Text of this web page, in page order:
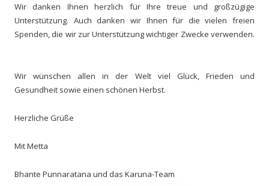
Wir danken Ihnen herzlich für Ihre treue und großzügige
Unterstützung. Auch danken wir Ihnen für die vielen freien
Spenden, die wir zur Unterstützung wichtiger Zwecke verwenden.
Wir wünschen allen in der Welt viel Glück, Frieden und
Gesundheit sowie einen schönen Herbst.
Herzliche Grüße
Mit Metta
Bhante Punnaratana und das Karuna-Team